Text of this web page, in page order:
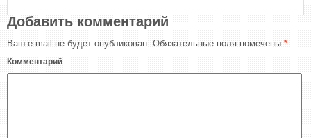
Добавить комментарий
Ваш e-mail не будет опубликован. Обязательные поля помечены *
Комментарий